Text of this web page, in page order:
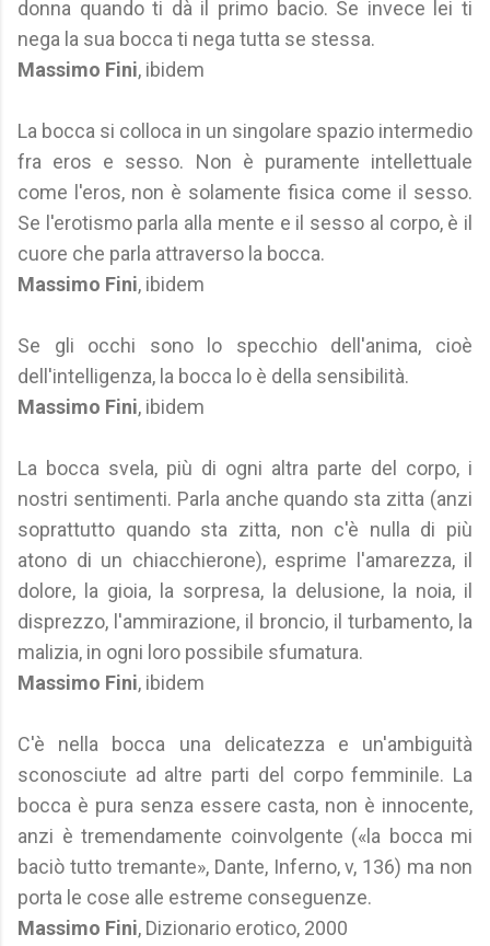
donna quando ti dà il primo bacio. Se invece lei ti
nega la sua bocca ti nega tutta se stessa.
Massimo Fini, ibidem
La bocca si colloca in un singolare spazio intermedio
fra eros e sesso. Non è puramente intellettuale
come l'eros, non è solamente fisica come il sesso.
Se l'erotismo parla alla mente e il sesso al corpo, è il
cuore che parla attraverso la bocca.
Massimo Fini, ibidem
Se gli occhi sono lo specchio dell'anima, cioè
dell'intelligenza, la bocca lo è della sensibilità.
Massimo Fini, ibidem
La bocca svela, più di ogni altra parte del corpo, i
nostri sentimenti. Parla anche quando sta zitta (anzi
soprattutto quando sta zitta, non c'è nulla di più
atono di un chiacchierone), esprime l'amarezza, il
dolore, la gioia, la sorpresa, la delusione, la noia, il
disprezzo, l'ammirazione, il broncio, il turbamento, la
malizia, in ogni loro possibile sfumatura.
Massimo Fini, ibidem
C'è nella bocca una delicatezza e un'ambiguità
sconosciute ad altre parti del corpo femminile. La
bocca è pura senza essere casta, non è innocente,
anzi è tremendamente coinvolgente («la bocca mi
baciò tutto tremante», Dante, Inferno, v, 136) ma non
porta le cose alle estreme conseguenze.
Massimo Fini, Dizionario erotico, 2000